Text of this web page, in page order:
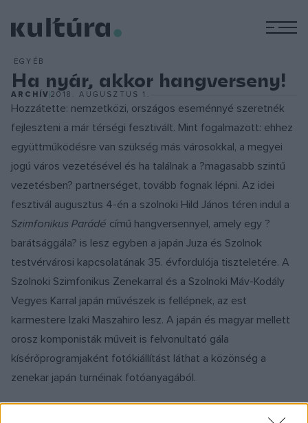
EGYÉB
Ha nyár, akkor hangverseny!
ARCHÍV2018. AUGUSZTUS 1.
Hozzátette: nemzetközi, országos eseménnyé szeretnék
fejleszteni a már térségi fesztivált. Mint fogalmazott: ehhez
együttműködésre van szükség más városokkal, a megyei
jogú város vezetésével és ha találnak a ?magasabb szintű
vezetésben? partnerséget, tovább fognak lépni. Az idei
fesztivál augusztus 4-én a szolnoki Hild János téren indul a
Szimfonikus Parádé című hangversennyel, amely egy ?
barátsággála? is lesz egyben a japán Juza és Szolnok
testvérvárosi kapcsolatának 35. évfordulója tiszteletére. A
Szolnoki Szimfonikus Zenekarral és a Szolnoki Máv-Kodály
Vegyes Karral japán művészek is fellépnek, az est
karmestere Izaki Maszahiro lesz. A japán és magyar mellett
orosz komponisták műveit is felvonultató gála
kísérőprogramjaként fotókiállítást láthat a közönség a
zenekar japán turnéinak fotóanyagából.